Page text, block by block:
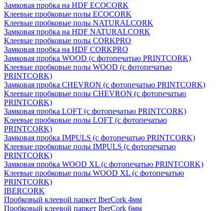
Замковая пробка на HDF ECOCORK
Клеевые пробковые полы ECOCORK
Клеевые пробковые полы NATURALCORK
Замковая пробка на HDF NATURALCORK
Клеевые пробковые полы CORKPRO
Замковая пробка на HDF CORKPRO
Замковая пробка WOOD (с фотопечатью PRINTCORK)
Клеевые пробковые полы WOOD (с фотопечатью
PRINTCORK)
Замковая пробка CHEVRON (с фотопечатью PRINTCORK)
Клеевые пробковые полы CHEVRON (с фотопечатью
PRINTCORK)
Замковая пробка LOFT (с фотопечатью PRINTCORK)
Клеевые пробковые полы LOFT (с фотопечатью
PRINTCORK)
Замковая пробка IMPULS (с фотопечатью PRINTCORK)
Клеевые пробковые полы IMPULS (с фотопечатью
PRINTCORK)
Замковая пробка WOOD XL (с фотопечатью PRINTCORK)
Клеевые пробковые полы WOOD XL (с фотопечатью
PRINTCORK)
IBERCORK
Пробковый клеевой паркет IberCork 4мм
Пробковый клеевой паркет IberCork 6мм